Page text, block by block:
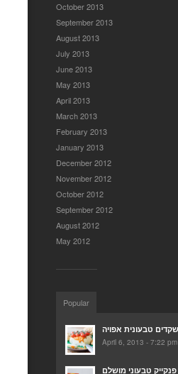
October 2013
September 2013
August 2013
July 2013
June 2013
May 2013
April 2013
March 2013
February 2013
January 2013
December 2012
November 2012
October 2012
September 2012
August 2012
May 2012
Popular
April 6, 2013 - 7:22 pm
פנקייק טבעוני מושלם